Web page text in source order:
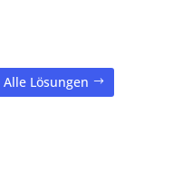
Alle Lösungen